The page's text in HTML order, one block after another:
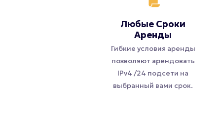
Любые Сроки
Аренды
Гибкие условия аренды
позволяют арендовать
IPv4 /24 подсети на
выбранный вами срок.